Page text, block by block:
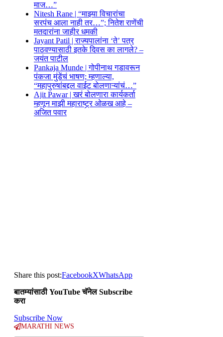
माज…”
Nitesh Rane | “माझ्या विचारांचा
सरपंच आला नाही तर…”; नितेश राणेंची
मतदारांना जाहीर धमकी
Jayant Patil | राज्यपालांना ‘ते’ पत्र
पाठवण्यासाठी इतके दिवस का लागले? –
जयंत पाटील
Pankaja Munde | गोपीनाथ गडावरून
पंकजा मुंडेंचं भाषण; म्हणाल्या,
“महापुरुषांबद्दल वाईट बोलणाऱ्यांचं…”
Ajit Pawar | खरं बोलणारा कार्यकर्ता
म्हणून माझी महाराष्ट्र्र ओळख आहे –
अजित पवार
Share this post:FacebookXWhatsApp
बातम्यांसाठी YouTube चॅनेल Subscribe
करा
Subscribe Now
MARATHI NEWS